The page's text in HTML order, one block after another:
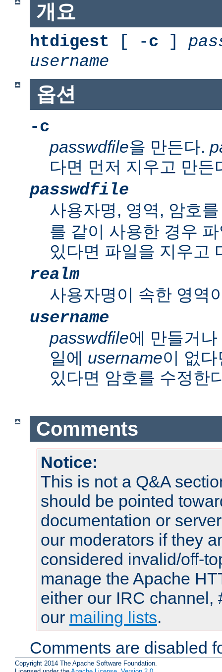
개요
htdigest [ -c ]
username
옵션
-c
passwdfile을 만든다.
다면 먼저 지우고 만든
passwdfile
사용자명, 영역, 암호
를 같이 사용한 경우
있다면 파일을 지우고
realm
사용자명이 속한 영역
username
passwdfile에 만들거
일에 username이 없
있다면 암호를 수정한
Comments
Notice:
This is not a Q&A
should be pointed
documentation or
our moderators if they
considered invalid/off-
manage the Apache
either our IRC channel,
our mailing lists.
Comments are disabled
Copyright 2014 The Apache Software Foundation.